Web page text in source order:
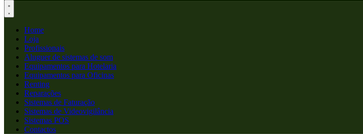
Home
Loja
Profissionais
Aluguer de sistemas de som
Equipamentos para Hotelaria
Equipamentos para Oficinas
Renting
Reparações
Sistemas de Faturação
Sistemas de Videovigilância
Sistemas POS
Contactos